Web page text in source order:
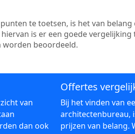
te toetsen, is het van
is er een goede
worden beoordeeld.
van
dan ook
Offertes
Bij het vinden van
architectenbureau,
prijzen van belang.